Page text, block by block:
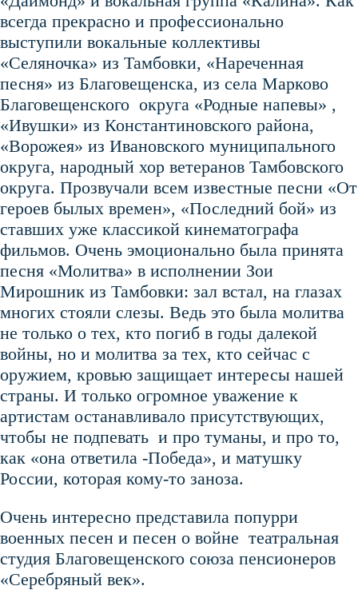
всегда прекрасно и профессионально
выступили вокальные коллективы
«Селяночка» из Тамбовки, «Нареченная
песня» из Благовещенска, из села Марково
Благовещенского округа «Родные напевы» ,
«Ивушки» из Константиновского района,
«Ворожея» из Ивановского муниципального
округа, народный хор ветеранов Тамбовского
округа. Прозвучали всем известные песни «От
героев былых времен», «Последний бой» из
ставших уже классикой кинематографа
фильмов. Очень эмоционально была принята
песня «Молитва» в исполнении Зои
Мирошник из Тамбовки: зал встал, на глазах
многих стояли слезы. Ведь это была молитва
не только о тех, кто погиб в годы далекой
войны, но и молитва за тех, кто сейчас с
оружием, кровью защищает интересы нашей
страны. И только огромное уважение к
артистам останавливало присутствующих,
чтобы не подпевать и про туманы, и про то,
как «она ответила -Победа», и матушку
России, которая кому-то заноза.
Очень интересно представила попурри
военных песен и песен о войне театральная
студия Благовещенского союза пенсионеров
«Серебряный век».